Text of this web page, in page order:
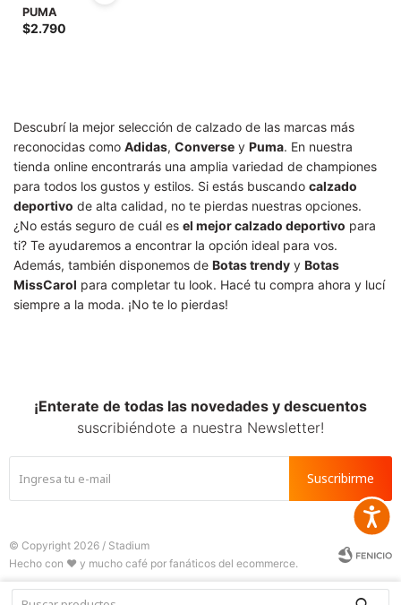
PUMA
$2.790
Descubrí la mejor selección de calzado de las marcas más
reconocidas como Adidas, Converse y Puma. En nuestra
tienda online encontrarás una amplia variedad de championes
para todos los gustos y estilos. Si estás buscando calzado
deportivo de alta calidad, no te pierdas nuestras opciones.
¿No estás seguro de cuál es el mejor calzado deportivo para
ti? Te ayudaremos a encontrar la opción ideal para vos.
Además, también disponemos de Botas trendy y Botas
MissCarol para completar tu look. Hacé tu compra ahora y lucí
siempre a la moda. ¡No te lo pierdas!
¡Enterate de todas las novedades y descuentos
suscribiéndote a nuestra Newsletter!
Suscribirme
© Copyright 2026 / Stadium
      